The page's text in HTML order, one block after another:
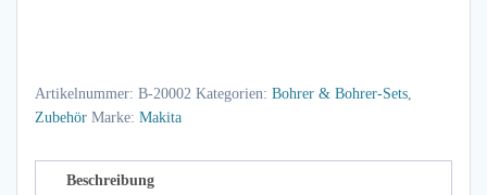
20002
Ø
Artikelnummer: B-20002 Kategorien: Bohrer & Bohrer-Sets,
Zubehör Marke: Makita
Beschreibung